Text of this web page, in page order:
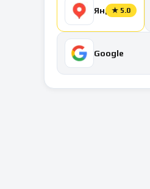
Яндекс
★ 5.0
Google